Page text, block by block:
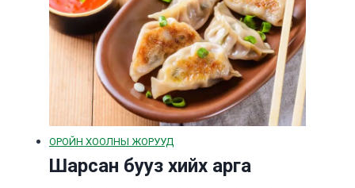
ОРОЙН ХООЛНЫ ЖОРУУД
Шарсан бууз хийх арга